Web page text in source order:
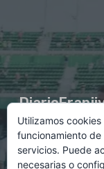
Utilizamos
funcionamiento
servicios. Puede
necesarias o